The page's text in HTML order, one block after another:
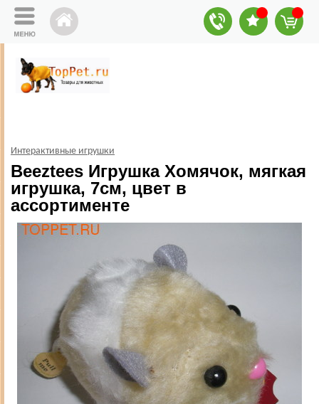
Интерактивные игрушки
Beeztees Игрушка Хомячок, мягкая
игрушка, 7см, цвет в
ассортименте